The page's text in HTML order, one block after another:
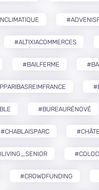
#ALTIXIACOMMERCES
#BAILFERME
#BUREAURÉNOVÉ
#CHABLAISPARC
#CROWDFUNDING